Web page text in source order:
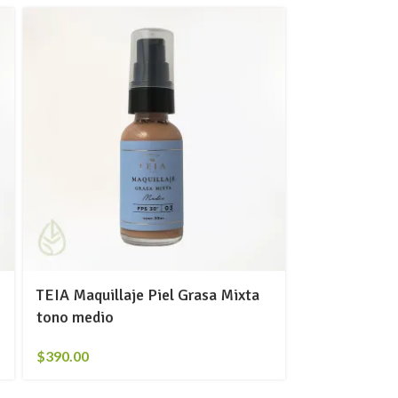
TEIA Maquillaje Piel Grasa Mixta
tono medio
$390.00